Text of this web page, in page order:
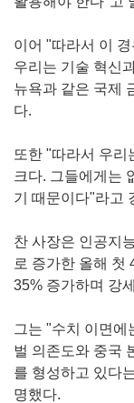
이어 "따라서 이
우리는 기술 혁신
뉴욕과 같은 국제
다.
또한 "따라서 우리
크다. 그들에게는
기 때문이다"라고
찬 사장은 인공지
로 증가한 올해 첫
35% 증가하며 강
그는 "수치 이면에
벌 의존도와 중국
를 형성하고 있다
명했다.